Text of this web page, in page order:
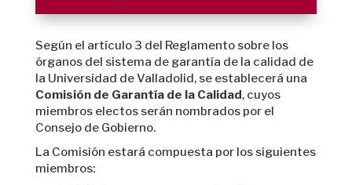
Según el artículo 3 del Reglamento sobre los
órganos del sistema de garantía de la calidad de
la Universidad de Valladolid, se establecerá una
Comisión de Garantía de la Calidad, cuyos
miembros electos serán nombrados por el
Consejo de Gobierno.
La Comisión estará compuesta por los siguientes
miembros: